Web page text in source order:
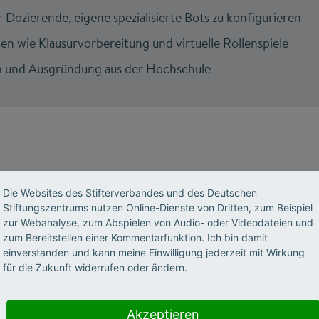
eigene spezialisierte Bots zu konfigurieren
wie Klausurvorbereitung und virtuelle Rollenspiele
Ausgründung aus der Hochschule
und technische Herausforderungen
war die Frage nach einer praxistauglichen KI-
Bot und durch erhebliche Förderung
wurden drei verschiedene Limits eingeführt:
Obergrenze und ein "hartes" Systemlimit. Nutzer
Die Websites des Stifterverbandes und des Deutschen
Stiftungszentrums nutzen Online-Dienste von Dritten, zum Beispiel
zur Webanalyse, zum Abspielen von Audio- oder Videodateien und
zum Bereitstellen einer Kommentarfunktion. Ich bin damit
einverstanden und kann meine Einwilligung jederzeit mit Wirkung
für die Zukunft widerrufen oder ändern.
Akzeptieren